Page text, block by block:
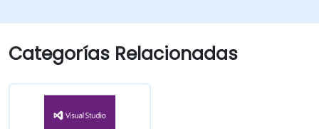
aplicaciones en entornos industriales en
tiempo real.
Categorías Relacionadas